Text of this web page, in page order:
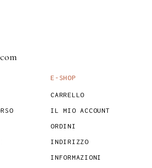
E-SHOP
CARRELLO
IL MIO ACCOUNT
ORDINI
INDIRIZZO
INFORMAZIONI